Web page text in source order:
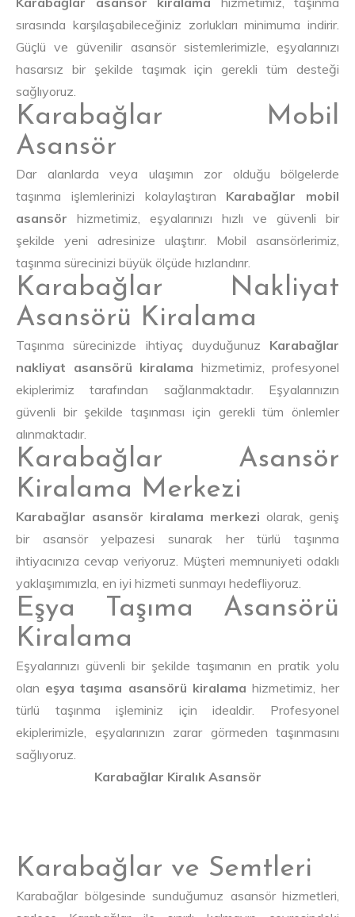
sırasında karşılaşabileceğiniz zorlukları minimuma indirir.
Güçlü ve güvenilir asansör sistemlerimizle, eşyalarınızı
hasarsız bir şekilde taşımak için gerekli tüm desteği
sağlıyoruz.
Karabağlar Mobil
Asansör
Dar alanlarda veya ulaşımın zor olduğu bölgelerde
taşınma işlemlerinizi kolaylaştıran Karabağlar mobil
asansör hizmetimiz, eşyalarınızı hızlı ve güvenli bir
şekilde yeni adresinize ulaştırır. Mobil asansörlerimiz,
taşınma sürecinizi büyük ölçüde hızlandırır.
Karabağlar Nakliyat
Asansörü Kiralama
Taşınma sürecinizde ihtiyaç duyduğunuz Karabağlar
nakliyat asansörü kiralama hizmetimiz, profesyonel
ekiplerimiz tarafından sağlanmaktadır. Eşyalarınızın
güvenli bir şekilde taşınması için gerekli tüm önlemler
alınmaktadır.
Karabağlar Asansör
Kiralama Merkezi
Karabağlar asansör kiralama merkezi olarak, geniş
bir asansör yelpazesi sunarak her türlü taşınma
ihtiyacınıza cevap veriyoruz. Müşteri memnuniyeti odaklı
yaklaşımımızla, en iyi hizmeti sunmayı hedefliyoruz.
Eşya Taşıma Asansörü
Kiralama
Eşyalarınızı güvenli bir şekilde taşımanın en pratik yolu
olan eşya taşıma asansörü kiralama hizmetimiz, her
türlü taşınma işleminiz için idealdir. Profesyonel
ekiplerimizle, eşyalarınızın zarar görmeden taşınmasını
sağlıyoruz.
Karabağlar Kiralık Asansör
Karabağlar ve Semtleri
Karabağlar bölgesinde sunduğumuz asansör hizmetleri,